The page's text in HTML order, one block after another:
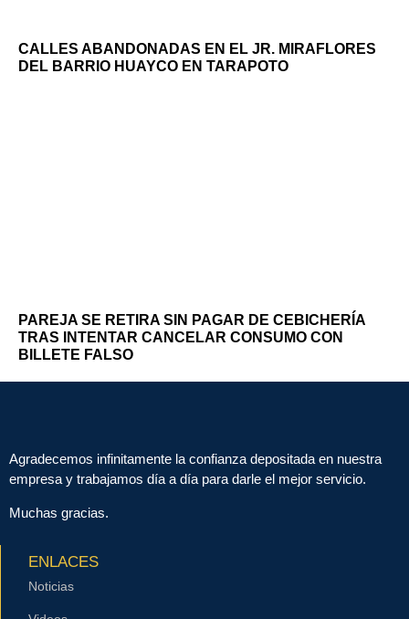
CALLES ABANDONADAS EN EL JR. MIRAFLORES
DEL BARRIO HUAYCO EN TARAPOTO
PAREJA SE RETIRA SIN PAGAR DE CEBICHERÍA
TRAS INTENTAR CANCELAR CONSUMO CON
BILLETE FALSO
Agradecemos infinitamente la confianza depositada en nuestra
empresa y trabajamos día a día para darle el mejor servicio.
Muchas gracias.
ENLACES
Noticias